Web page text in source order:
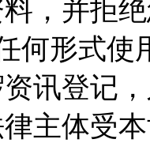
，并拒
何形式使
讯登记
主体受